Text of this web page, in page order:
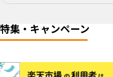
特集・キャンペーン